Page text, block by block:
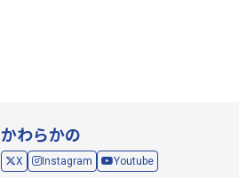
かわらかの
X Instagram Youtube